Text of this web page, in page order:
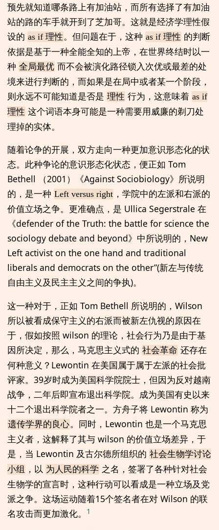
预先就知道哪条路上有加油站，而所有选择了有加油
站的路的车手就开到了芝加哥。这就是经济学理性假
设的 as if 理性 。但问题在于，这种 as if 理性 的判断
依据是基于一种全能全知的上帝，在世界终结时以一
种 全局最优 而不会被演化路径锁入次优或最差的处
境来进行判断的，而如果是在局中或者某一个阶段，
则永远不可能知道是否是 理性 行为，这意味着 as if
理性 这个词语本身可能是一种需要用威廉的剃刀处
理掉的实体。
随着论争的开展，双方走向一种更加意识形态化的状
态。此种争论的意识形态化状态，便正如 Tom
Bethell （2001）《Against Sociobiology》所说明
的，是一种 Left versus right ，学院中的左派和右派的
价值立场之争。更准确点，是 Ullica Segerstrale 在
《defender of the Truth: the battle for science the
sociology debate and beyond》中所说明的，New
Left activist on the one hand and traditional
liberals and democrats on the other”(新左与传统
自由主义及民主主义之间的争执)。
这一种对于，正如 Tom Bethell 所说明的，Wilson
所以被看成保守主义的右派而被新左仇视的原因在
于，假如按照 wilson 的理论，社会行为乃是由于基
因所决定，那么，马克思主义式的 社会革命 还存在
何种意义？Lewontin 在美国属于属于左派的社会批
评家。39岁时成为美国科学院院士，但因为反对越南
战争，二年后即宣布退出科学院。成为美国有史以来
十二个退出科学院者之一。方舟子将 Lewontin 称为
遗传学界的良心。同时，Lewontin 也是一个马克思
主义者，这解释了其与 wilson 的价值立场差异，于
是，当 Lewontin 及古尔德所组织的 社会生物学讨论
小组 ，以 为人民的科学 之名，签署了各种针对社会
生物学的宣言时，这种行动可以看成是一种立场及党
派之争。这场运动随着15个签名者在对 Wilson 的联
名攻击而更加激化。
1